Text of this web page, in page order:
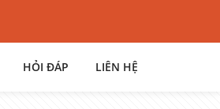
HỎI ĐÁP LIÊN HỆ